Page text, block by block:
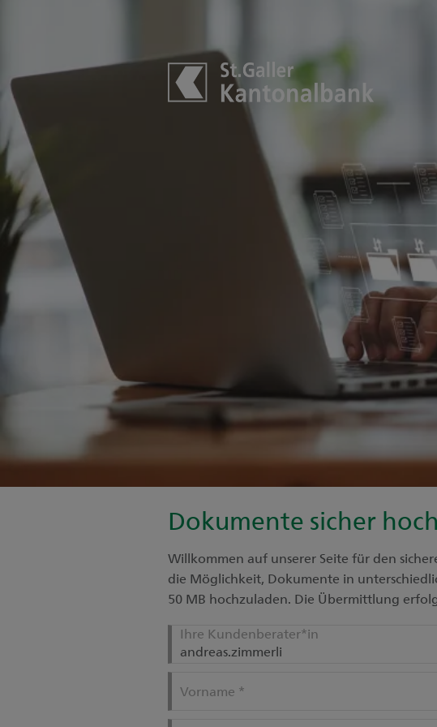
Dokumente sicher
Willkommen auf unserer Seite für den
die Möglichkeit, Dokumente in
50 MB hochzuladen. Die Übermittlung
Ihre Kundenberater*in
Vorname *